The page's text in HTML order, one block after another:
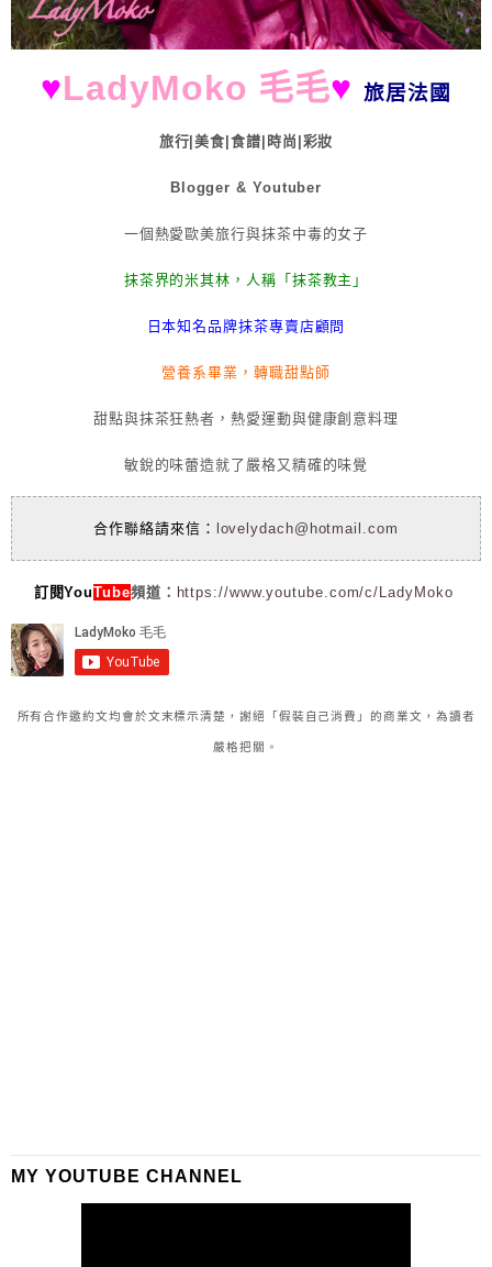
♥LadyMoko 毛毛♥ 旅居法國
旅行|美食|食譜|時尚|彩妝
Blogger & Youtuber
一個熱愛歐美旅行與抹茶中毒的女子
抹茶界的米其林，人稱「抹茶教主」
日本知名品牌抹茶專賣店顧問
營養系畢業，轉職甜點師
甜點與抹茶狂熱者，熱愛運動與健康創意料理
敏銳的味蕾造就了嚴格又精確的味覺
合作聯絡請來信： lovelydach@hotmail.com
訂閱YouTube頻道： https://www.youtube.com/c/LadyMoko
所有合作邀約文均會於文末標示清楚，謝絕「假裝自己消費」的商業文，為讀者
嚴格把關。
MY YOUTUBE CHANNEL